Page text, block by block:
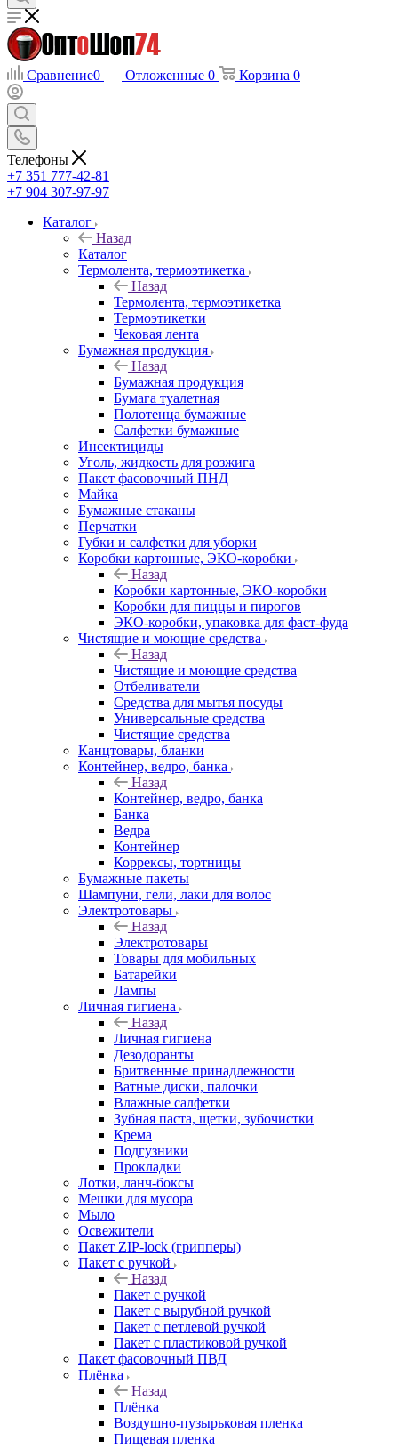
Сравнение0 Отложенные 0 Корзина 0
Телефоны
+7 351 777-42-81
+7 904 307-97-97
Каталог
Назад
Каталог
Термолента, термоэтикетка
Назад
Термолента, термоэтикетка
Термоэтикетки
Чековая лента
Бумажная продукция
Назад
Бумажная продукция
Бумага туалетная
Полотенца бумажные
Салфетки бумажные
Инсектициды
Уголь, жидкость для розжига
Пакет фасовочный ПНД
Майка
Бумажные стаканы
Перчатки
Губки и салфетки для уборки
Коробки картонные, ЭКО-коробки
Назад
Коробки картонные, ЭКО-коробки
Коробки для пиццы и пирогов
ЭКО-коробки, упаковка для фаст-фуда
Чистящие и моющие средства
Назад
Чистящие и моющие средства
Отбеливатели
Средства для мытья посуды
Универсальные средства
Чистящие средства
Канцтовары, бланки
Контейнер, ведро, банка
Назад
Контейнер, ведро, банка
Банка
Ведра
Контейнер
Коррексы, тортницы
Бумажные пакеты
Шампуни, гели, лаки для волос
Электротовары
Назад
Электротовары
Товары для мобильных
Батарейки
Лампы
Личная гигиена
Назад
Личная гигиена
Дезодоранты
Бритвенные принадлежности
Ватные диски, палочки
Влажные салфетки
Зубная паста, щетки, зубочистки
Крема
Подгузники
Прокладки
Лотки, ланч-боксы
Мешки для мусора
Мыло
Освежители
Пакет ZIP-lock (грипперы)
Пакет с ручкой
Назад
Пакет с ручкой
Пакет с вырубной ручкой
Пакет с петлевой ручкой
Пакет с пластиковой ручкой
Пакет фасовочный ПВД
Плёнка
Назад
Плёнка
Воздушно-пузырьковая пленка
Пищевая пленка